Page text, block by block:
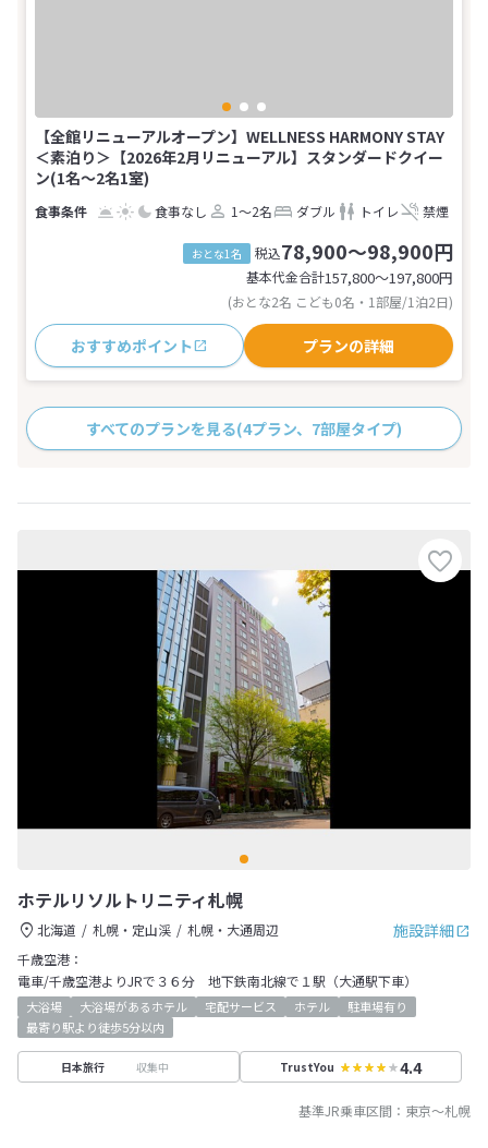
【全館リニューアルオープン】WELLNESS HARMONY STAY
＜素泊り＞【2026年2月リニューアル】スタンダードクイー
ン(1名～2名1室)
食事なし 1～2名 ダブル トイレ 禁煙
おとな1名 税込78,900～98,900円
基本代金合計157,800〜197,800円
(おとな2名 こども0名・1部屋/1泊2日)
おすすめポイント プランの詳細
すべてのプランを見る(4プラン、7部屋タイプ)
ホテルリソルトリニティ札幌
施設詳細
北海道 札幌・定山渓
札幌・大通周辺
千歳空港：
電車/千歳空港よりJRで３６分 地下鉄南北線で１駅（大通駅下車）
大浴場 大浴場があるホテル 宅配サービス ホテル
駐車場有り
最寄り駅より徒歩5分以内
日本旅行 収集中 TrustYou 4.4
基準JR乗車区間： 東京～札幌